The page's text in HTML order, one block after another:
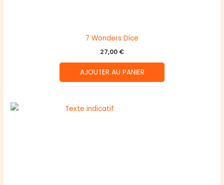
7 Wonders Dice
27,00 €
AJOUTER AU PANIER